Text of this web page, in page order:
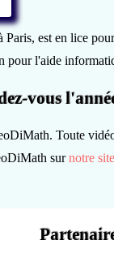
Paris, est en lice
pour l'aide
vous
Toute
surnotre